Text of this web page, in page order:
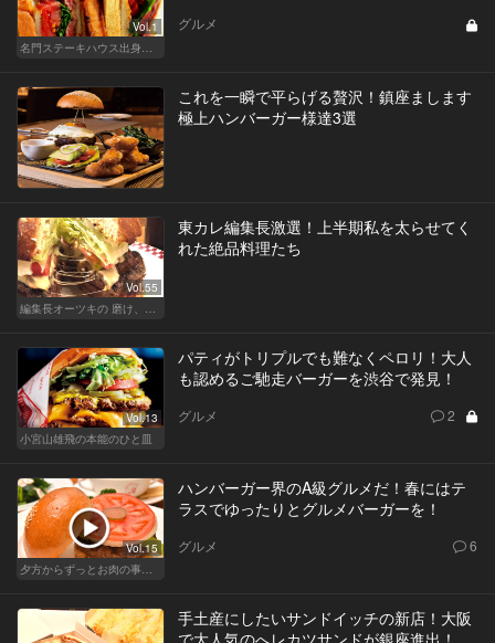
Vol.1
名門ステーキハウス出身「サラブレッドサンド」三強
グルメ
これを一瞬で平らげる贅沢！鎮座まします
極上ハンバーガー様達3選
Vol.55
編集長オーツキの 磨け、バカ舌！ 学べ、オトナの遊び
東カレ編集長激選！上半期私を太らせてく
れた絶品料理たち
Vol.13
小宮山雄飛の本能のひと皿
パティがトリプルでも難なくペロリ！大人
も認めるご馳走バーガーを渋谷で発見！
グルメ 2
Vol.15
夕方からずっとお肉の事を考えてる貴方へ
ハンバーガー界のA級グルメだ！春にはテ
ラスでゆったりとグルメバーガーを！
グルメ 6
手土産にしたいサンドイッチの新店！大阪